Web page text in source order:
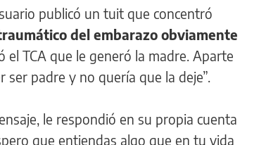
publicó un tuit que concentró
del embarazo obviamente
el TCA que le generó la madre. Aparte
padre y no quería que la deje”.
le respondió en su propia cuenta
que entiendas algo que en tu vida